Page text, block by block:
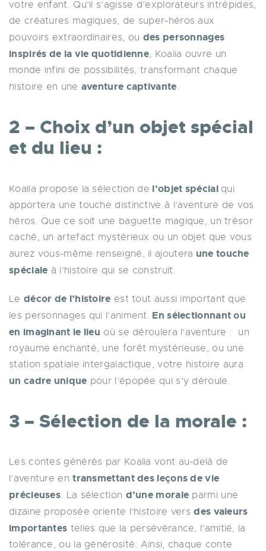
votre enfant. Qu’il s’agisse d’explorateurs intrépides,
de créatures magiques, de super-héros aux
pouvoirs extraordinaires, ou des personnages
inspirés de la vie quotidienne, Koalia ouvre un
monde infini de possibilités, transformant chaque
histoire en une aventure captivante.
2 – Choix d’un objet spécial
et du lieu :
Koalia propose la sélection de l’objet spécial qui
apportera une touche distinctive à l’aventure de vos
héros. Que ce soit une baguette magique, un trésor
caché, un artefact mystérieux ou un objet que vous
aurez vous-même renseigné, il ajoutera une touche
spéciale à l’histoire qui se construit.
Le décor de l’histoire est tout aussi important que
les personnages qui l’animent. En sélectionnant ou
en imaginant le lieu où se déroulera l’aventure : un
royaume enchanté, une forêt mystérieuse, ou une
station spatiale intergalactique, votre histoire aura
un cadre unique pour l’épopée qui s’y déroule.
3 – Sélection de la morale :
Les contes générés par Koalia vont au-delà de
l’aventure entransmettant des leçons de vie
précieuses. La sélection d’une morale parmi une
dizaine proposée oriente l’histoire versdes valeurs
importantes telles que la persévérance, l’amitié, la
tolérance, ou la générosité. Ainsi, chaque conte